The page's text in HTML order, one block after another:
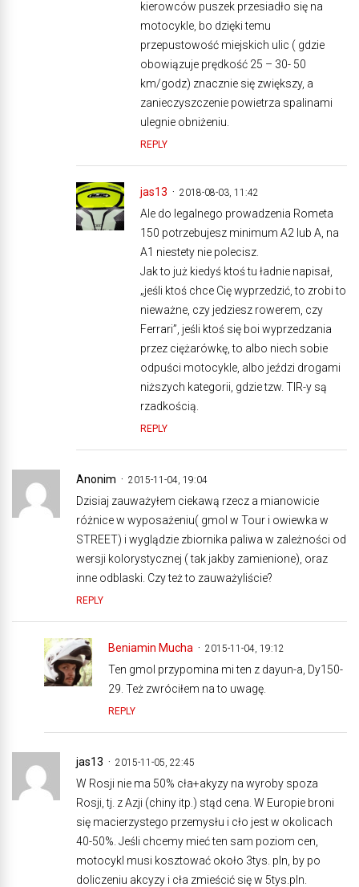
kierowców puszek przesiadło się na
motocykle, bo dzięki temu
przepustowość miejskich ulic ( gdzie
obowiązuje prędkość 25 – 30- 50
km/godz) znacznie się zwiększy, a
zanieczyszczenie powietrza spalinami
ulegnie obniżeniu.
REPLY
jas13 2018-08-03, 11:42
Ale do legalnego prowadzenia Rometa
150 potrzebujesz minimum A2 lub A, na
A1 niestety nie polecisz.
Jak to już kiedyś ktoś tu ładnie napisał,
„jeśli ktoś chce Cię wyprzedzić, to zrobi to
nieważne, czy jedziesz rowerem, czy
Ferrari”, jeśli ktoś się boi wyprzedzania
przez ciężarówkę, to albo niech sobie
odpuści motocykle, albo jeździ drogami
niższych kategorii, gdzie tzw. TIR-y są
rzadkością.
REPLY
Anonim 2015-11-04, 19:04
Dzisiaj zauważyłem ciekawą rzecz a mianowicie
różnice w wyposażeniu( gmol w Tour i owiewka w
STREET) i wyglądzie zbiornika paliwa w zależności od
wersji kolorystycznej ( tak jakby zamienione), oraz
inne odblaski. Czy też to zauważyliście?
REPLY
Beniamin Mucha 2015-11-04, 19:12
Ten gmol przypomina mi ten z dayun-a, Dy150-
29. Też zwróciłem na to uwagę.
REPLY
jas13 2015-11-05, 22:45
W Rosji nie ma 50% cła+akyzy na wyroby spoza
Rosji, tj. z Azji (chiny itp.) stąd cena. W Europie broni
się macierzystego przemysłu i cło jest w okolicach
40-50%. Jeśli chcemy mieć ten sam poziom cen,
motocykl musi kosztować około 3tys. pln, by po
doliczeniu akcyzy i cła zmieścić się w 5tys.pln.